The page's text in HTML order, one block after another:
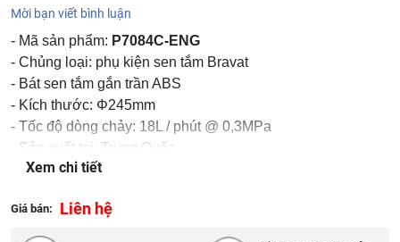
Mời bạn viết bình luận
- Mã sản phẩm: P7084C-ENG
- Chủng loại: phụ kiện sen tắm Bravat
- Bát sen tắm gắn trần ABS
- Kích thước: Φ245mm
- Tốc độ dòng chảy: 18L / phút @ 0,3MPa
- Sản xuất tại: Trung Quốc
- Thương hiệu: Bravat
Xem chi tiết
Giá bán: Liên hệ